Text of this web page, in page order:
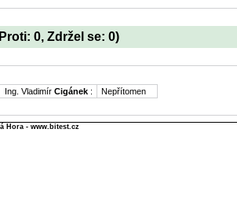
0, Zdržel se: 0)
Ing. Vladimír Cigánek : Nepřítomen
Hora - www.bitest.cz